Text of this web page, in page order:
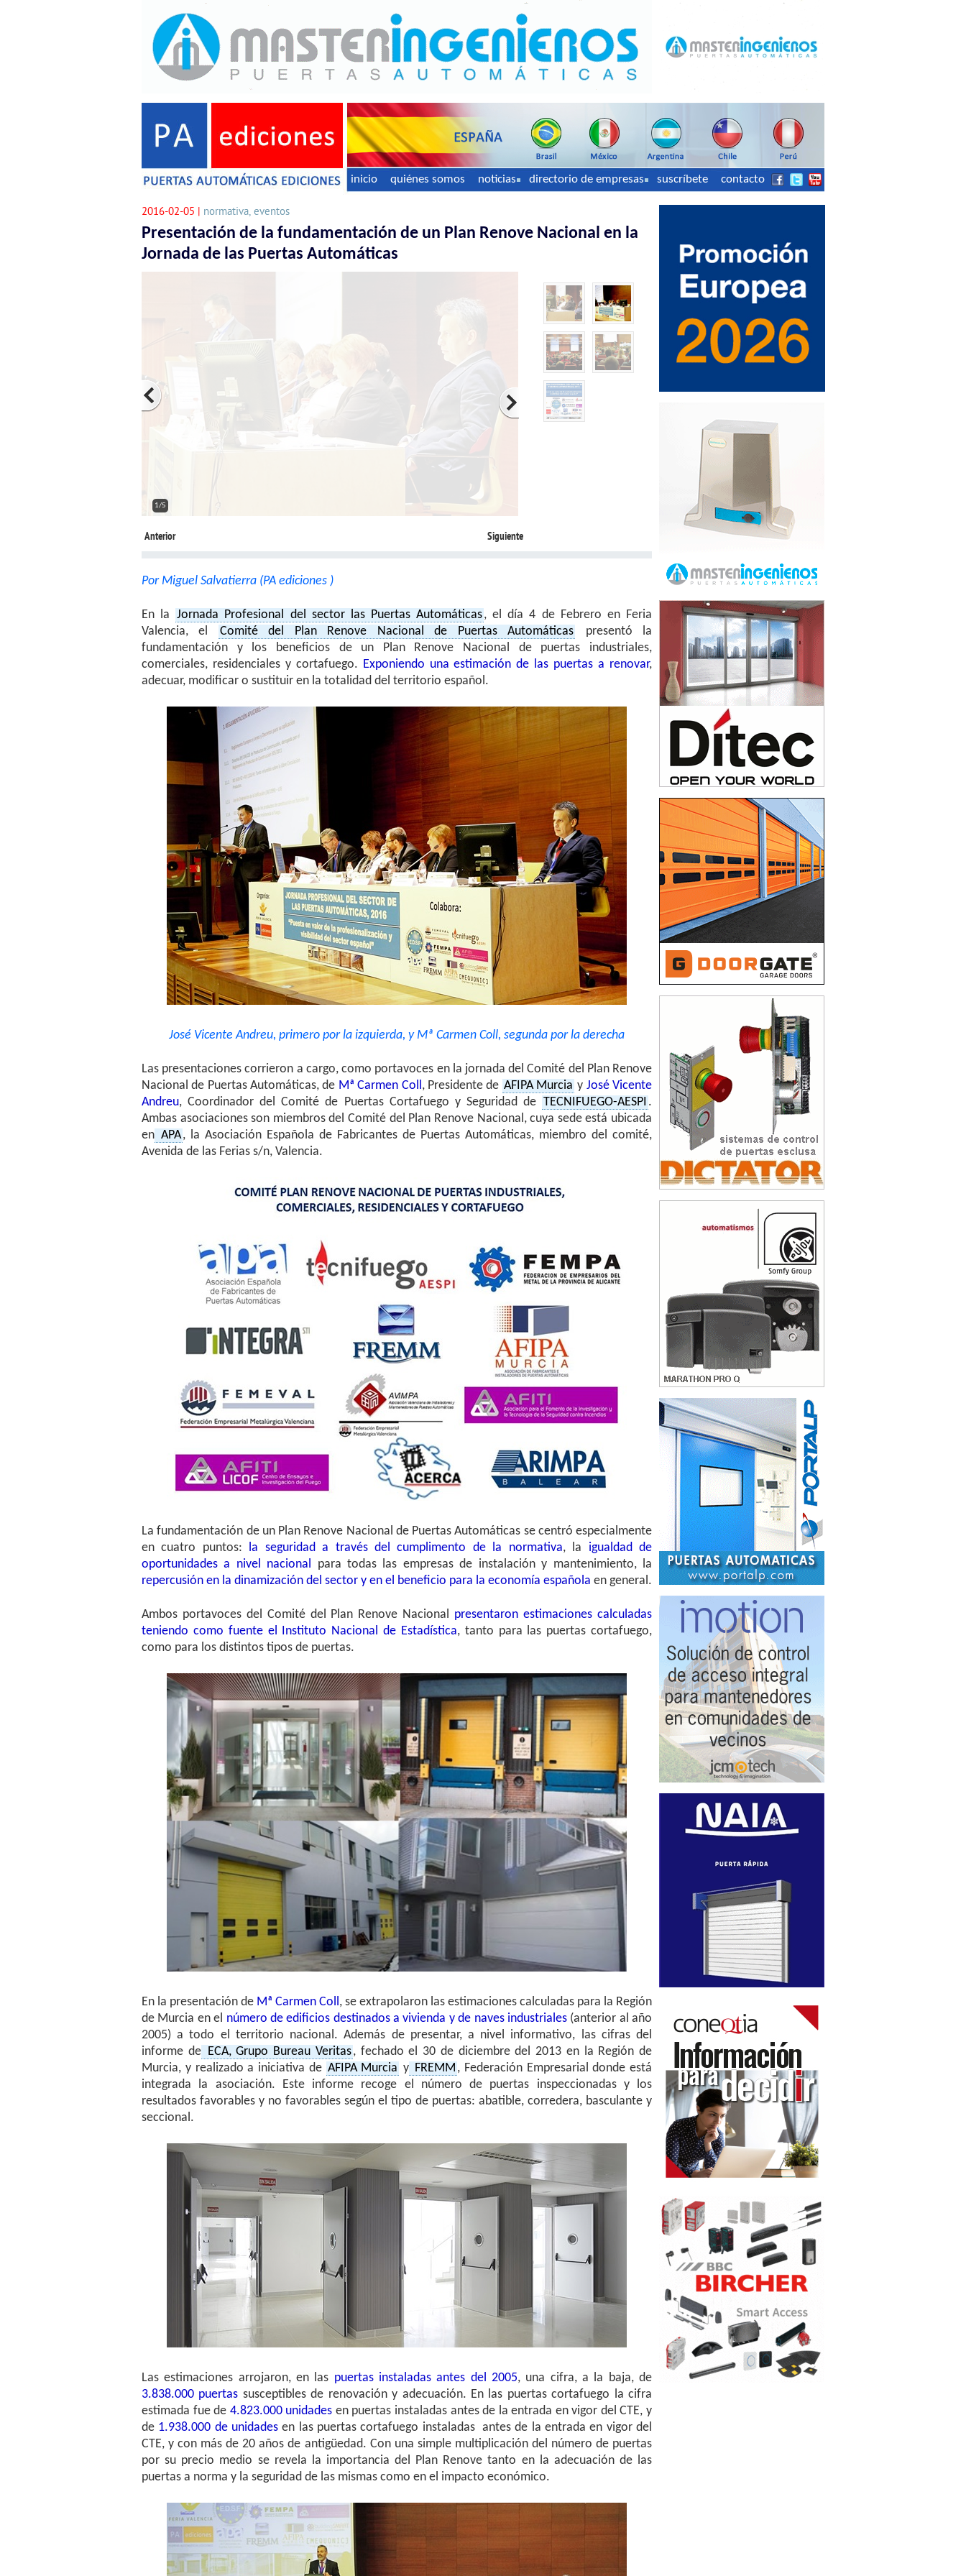
inicio quiénes somos noticias directorio de empresas suscríbete contacto
2016-02-05 | normativa, eventos
Presentación de la fundamentación de un Plan Renove Nacional en la
Jornada de las Puertas Automáticas
2/5
Anterior Siguiente
Por Miguel Salvatierra (PA ediciones )
En la Jornada Profesional del sector las Puertas Automáticas, el día 4 de Febrero en Feria
Valencia, el
Comité del Plan Renove Nacional de Puertas Automáticas
presentó la
fundamentación y los beneficios de un Plan Renove Nacional de puertas industriales,
comerciales, residenciales y cortafuego. Exponiendo una estimación de las puertas a renovar,
adecuar, modificar o sustituir en la totalidad del territorio español.
José Vicente Andreu, primero por la izquierda, y Mª Carmen Coll, segunda por la derecha
Las presentaciones corrieron a cargo, como portavoces en la jornada del Comité del Plan Renove
Nacional de Puertas Automáticas, de Mª Carmen Coll, Presidente de AFIPA Murcia y José Vicente
Andreu, Coordinador del Comité de Puertas Cortafuego y Seguridad de TECNIFUEGO-AESPI .
Ambas asociaciones son miembros del Comité del Plan Renove Nacional, cuya sede está ubicada
en APA, la Asociación Española de Fabricantes de Puertas Automáticas, miembro del comité,
Avenida de las Ferias s/n, Valencia.
La fundamentación de un Plan Renove Nacional de Puertas Automáticas se centró especialmente
en cuatro puntos: la seguridad a través del cumplimento de la normativa, la igualdad de
oportunidades a nivel nacional para todas las empresas de instalación y mantenimiento, la
repercusión en la dinamización del sector y en el beneficio para la economía española en general.
Ambos portavoces del Comité del Plan Renove Nacional presentaron estimaciones calculadas
teniendo como fuente el Instituto Nacional de Estadística, tanto para las puertas cortafuego,
como para los distintos tipos de puertas.
En la presentación de Mª Carmen Coll, se extrapolaron las estimaciones calculadas para la Región
de Murcia en el número de edificios destinados a vivienda y de naves industriales(anterior al año
2005) a todo el territorio nacional. Además de presentar, a nivel informativo, las cifras del
informe de ECA, Grupo Bureau Veritas, fechado el 30 de diciembre del 2013 en la Región de
Murcia, y realizado a iniciativa de AFIPA Murcia y FREMM , Federación Empresarial donde está
integrada la asociación. Este informe recoge el número de puertas inspeccionadas y los
resultados favorables y no favorables según el tipo de puertas: abatible, corredera, basculante y
seccional.
Las estimaciones arrojaron, en las puertas instaladas antes del 2005, una cifra, a la baja, de
3.838.000 puertas susceptibles de renovación y adecuación. En las puertas cortafuego la cifra
estimada fue de 4.823.000 unidades en puertas instaladas antes de la entrada en vigor del CTE, y
de 1.938.000 de unidadesen las puertas cortafuego instaladas antes de la entrada en vigor del
CTE, y con más de 20 años de antigüedad. Con una simple multiplicación del número de puertas
por su precio medio se revela la importancia del Plan Renove tanto en la adecuación de las
puertas a norma y la seguridad de las mismas como en el impacto económico.